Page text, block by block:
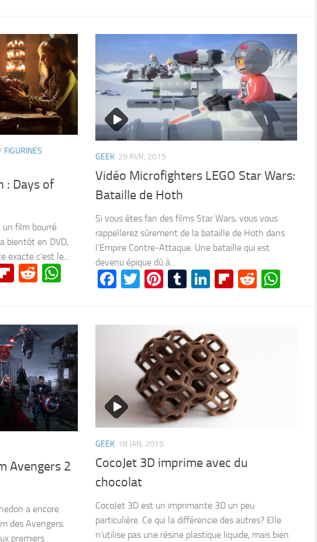
FIGURINES
: Days of
un film bourré
bientôt en DVD,
c’est le...
Flipboard
RedditWhatsApp
GEEK 29 AVR, 2015
Vidéo Microfighters LEGO Star Wars:
Bataille de Hoth
Si vous êtes fan des films Star Wars, vous vous
rappellerez sûrement de la bataille de Hoth dans
l’Empire Contre-Attaque. Une bataille qui est
devenu épique dû à...
Facebook
Twitter
Pinterest
Tumblr
LinkedIn
Flipboard
Reddit
Avengers 2
a encore
des Avengers.
premiers
GEEK 18 JAN, 2015
CocoJet 3D imprime avec du
chocolat
CocoJet 3D est un imprimante 3D un peu
particulière. Ce qui la différencie des autres? Elle
n’utilise pas une résine plastique liquide, mais bien